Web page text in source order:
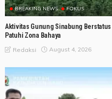
BREAKING NEWS FOKUS
Aktivitas Gunung Sinabung
Patuhi Zona Bahaya
Redaksi August 4, 2026